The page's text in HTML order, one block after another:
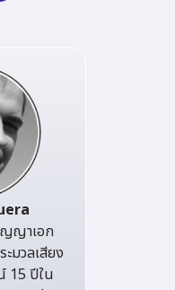
ญาเอก
ะมวลเสียง
15 ปีใน